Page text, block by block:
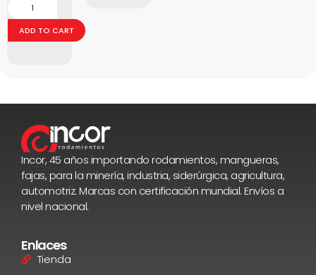
ADD TO CART
Incor, 45 años importando rodamientos, mangueras,
fajas, para la minería, industria, siderúrgica, agricultura,
automotriz. Marcas con certificación mundial. Envíos a
nivel nacional.
Enlaces
Tienda